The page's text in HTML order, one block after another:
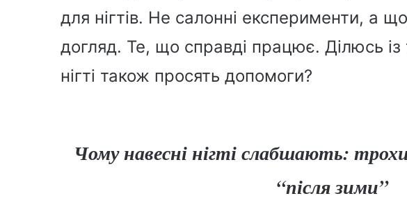
для нігтів. Не салонні експерименти, а
догляд. Те, що справді працює. Ділюсь
нігті також просять допомоги?
Чому навесні нігті слабшають:
“після зими”